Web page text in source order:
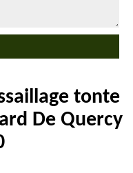
tonte
De Quercy